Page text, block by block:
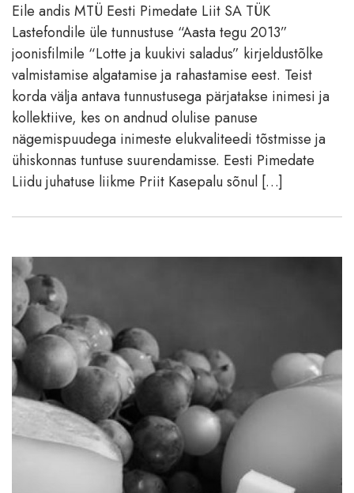
Eile andis MTÜ Eesti Pimedate Liit SA TÜK
Lastefondile üle tunnustuse “Aasta tegu 2013”
joonisfilmile “Lotte ja kuukivi saladus” kirjeldustõlke
valmistamise algatamise ja rahastamise eest. Teist
korda välja antava tunnustusega pärjatakse inimesi ja
kollektiive, kes on andnud olulise panuse
nägemispuudega inimeste elukvaliteedi tõstmisse ja
ühiskonnas tuntuse suurendamisse. Eesti Pimedate
Liidu juhatuse liikme Priit Kasepalu sõnul […]